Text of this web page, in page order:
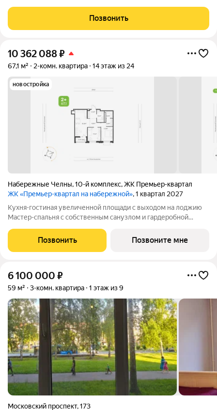
Окна выходят на улицу и на живописный вид на реку Кама, что
создаёт уникальное ощущение
Позвонить
10 362 088₽
67,1 м² 2-комн. квартира 14 этаж из 24
новостройка
Набережные Челны,10-й комплекс,ЖК Премьер-квартал
ЖК «Премьер-квартал на набережной», 1 квартал 2027
Кухня-гостиная увеличенной площади с выходом на лоджию
Мастер-спальня с собственным санузлом и гардеробной
зонирования Просторная ванная с нишей под стиральную
машину Высота потолков 2,7м Улучшенная
Позвонить Позвоните мне
6 100 000 ₽
59 м² 3-комн. квартира 1 этаж из 9
Московский проспект,173